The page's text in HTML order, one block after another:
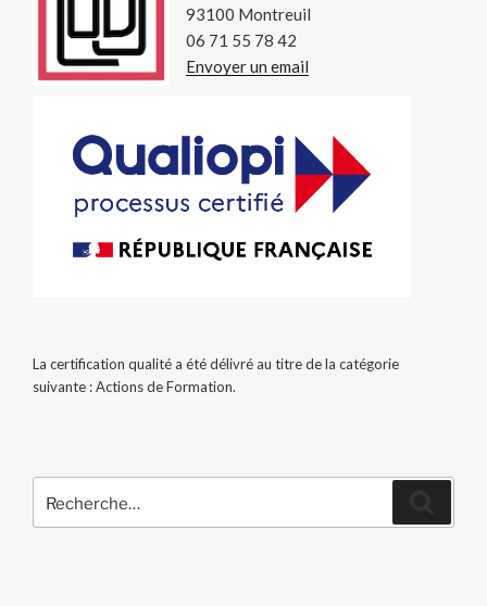
93100 Montreuil
06 71 55 78 42
Envoyer un email
La certification qualité a été délivré au titre de la catégorie
suivante : Actions de Formation.
pour